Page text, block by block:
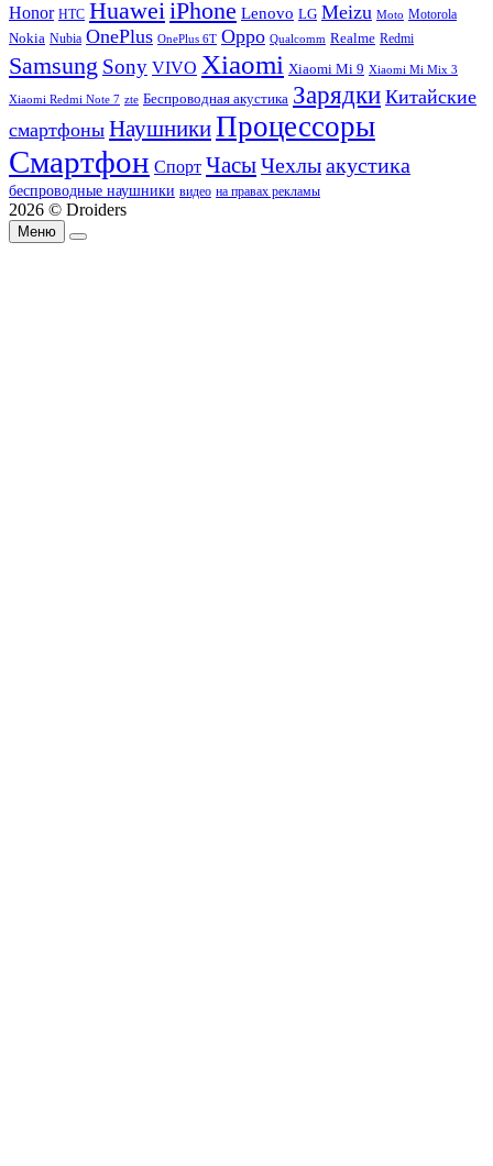
Honor HTC HuaweiiPhone Lenovo LG Meizu Moto Motorola
Nokia Nubia OnePlus OnePlus 6T Oppo Qualcomm Realme Redmi
Samsung Sony VIVO Xiaomi Xiaomi Mi 9 Xiaomi Mi Mix 3
Xiaomi Redmi Note 7 zte Беспроводная акустика Зарядки Китайские
смартфоны НаушникиПроцессоры
Смартфон Спорт ЧасыЧехлыакустика
беспроводные наушники видео на правах рекламы
2026 © Droiders
Меню